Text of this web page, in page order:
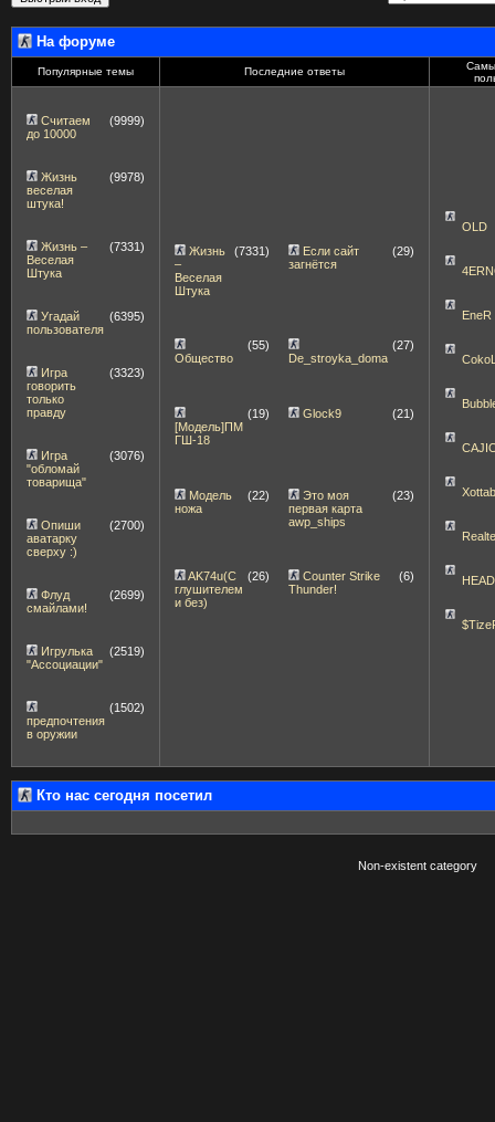
На форуме
Популярные темы Последние ответы
Считаем
до 10000
(9999)
Жизнь
веселая
штука!
(9978)
Жизнь –
Веселая
Штука
(7331)
Угадай
пользователя
(6395)
Игра
говорить
только
правду
(3323)
Игра
"обломай
товарища"
(3076)
Опиши
аватарку
сверху :)
(2700)
Флуд
смайлами!
(2699)
Игрулька
"Ассоциации"
(2519)
предпочтения
в оружии
(1502)
Жизнь
–
Веселая
Штука
(7331)
Если сайт
загнётся
(29)
Общество
(55)
De_stroyka_doma
(27)
[Модель]ПМ
ГШ-18
(19) Glock9 (21)
Модель
ножа
(22)
Это моя
первая карта
awp_ships
(23)
AK74u(С
глушителем
и без)
(26)
Counter Strike
Thunder!
(6)
OLD
EneR
Кто нас сегодня посетил
Non-existent category